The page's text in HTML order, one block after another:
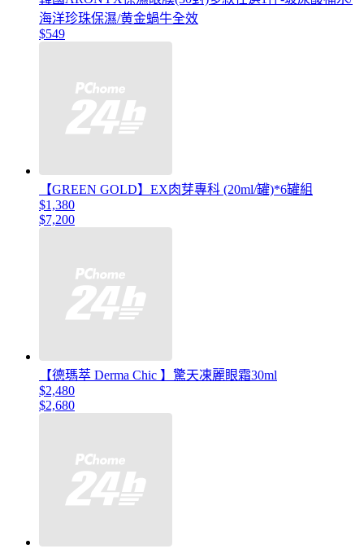
海洋珍珠保濕/黄金蝸牛全效
$549
【GREEN GOLD】EX肉芽專科 (20ml/罐)*6罐組
$1,380
$7,200
【德瑪萃 Derma Chic 】驚天凍麗眼霜30ml
$2,480
$2,680